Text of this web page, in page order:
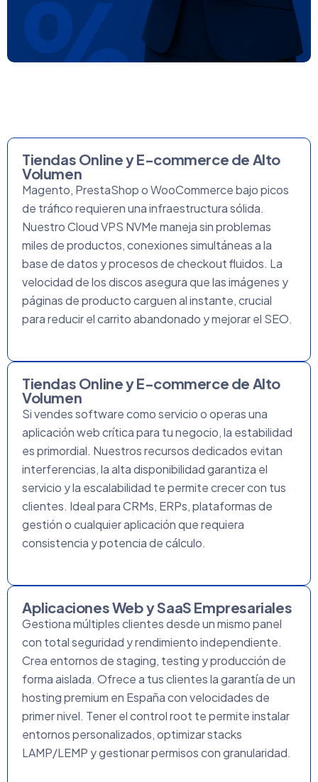
Tiendas Online y E-commerce de Alto
Volumen
Magento, PrestaShop o WooCommerce bajo picos
de tráfico requieren una infraestructura sólida.
Nuestro Cloud VPS NVMe maneja sin problemas
miles de productos, conexiones simultáneas a la
base de datos y procesos de checkout fluidos. La
velocidad de los discos asegura que las imágenes y
páginas de producto carguen al instante, crucial
para reducir el carrito abandonado y mejorar el SEO.
Tiendas Online y E-commerce de Alto
Volumen
Si vendes software como servicio o operas una
aplicación web crítica para tu negocio, la estabilidad
es primordial. Nuestros recursos dedicados evitan
interferencias, la alta disponibilidad garantiza el
servicio y la escalabilidad te permite crecer con tus
clientes. Ideal para CRMs, ERPs, plataformas de
gestión o cualquier aplicación que requiera
consistencia y potencia de cálculo.
Aplicaciones Web y SaaS Empresariales
Gestiona múltiples clientes desde un mismo panel
con total seguridad y rendimiento independiente.
Crea entornos de staging, testing y producción de
forma aislada. Ofrece a tus clientes la garantía de un
hosting premium en España con velocidades de
primer nivel. Tener el control root te permite instalar
entornos personalizados, optimizar stacks
LAMP/LEMP y gestionar permisos con granularidad.